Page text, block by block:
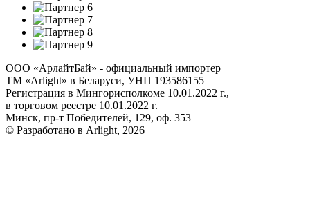
ООО «АрлайтБай» - официальный импортер
ТМ «Arlight» в Беларуси, УНП 193586155
Регистрация в Мингорисполкоме 10.01.2022 г.,
в торговом реестре 10.01.2022 г.
Минск, пр-т Победителей, 129, оф. 353
© Разработано в Arlight, 2026